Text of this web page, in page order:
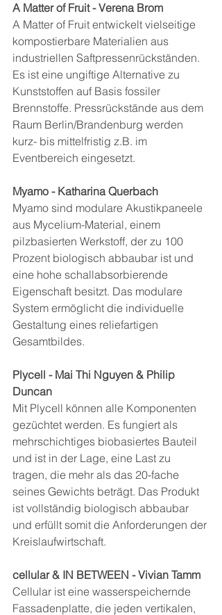
A Matter of Fruit - Verena Brom
A Matter of Fruit entwickelt vielseitige
kompostierbare Materialien aus
industriellen Saftpressenrückständen.
Es ist eine ungiftige Alternative zu
Kunststoffen auf Basis fossiler
Brennstoffe. Pressrückstände aus dem
Raum Berlin/Brandenburg werden
kurz- bis mittelfristig z.B. im
Eventbereich eingesetzt.
Myamo - Katharina Querbach
Myamo sind modulare Akustikpaneele
aus Mycelium-Material, einem
pilzbasierten Werkstoff, der zu 100
Prozent biologisch abbaubar ist und
eine hohe schallabsorbierende
Eigenschaft besitzt. Das modulare
System ermöglicht die individuelle
Gestaltung eines reliefartigen
Gesamtbildes.
Plycell - Mai Thi Nguyen & Philip
Duncan
Mit Plycell können alle Komponenten
gezüchtet werden. Es fungiert als
mehrschichtiges biobasiertes Bauteil
und ist in der Lage, eine Last zu
tragen, die mehr als das 20-fache
seines Gewichts beträgt. Das Produkt
ist vollständig biologisch abbaubar
und erfüllt somit die Anforderungen der
Kreislaufwirtschaft.
cellular & IN BETWEEN - Vivian Tamm
Cellular ist eine wasserspeichernde
Fassadenplatte, die jeden vertikalen,